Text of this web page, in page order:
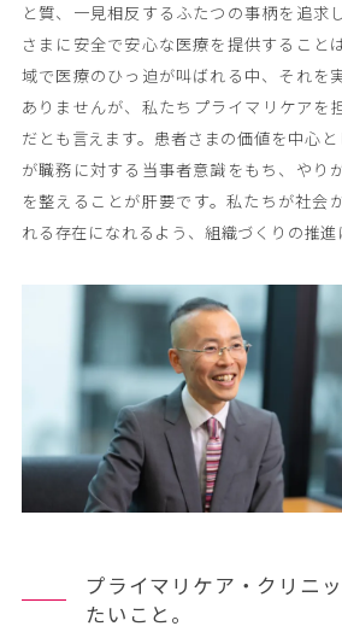
と質、一見相反するふたつの事柄を追求
さまに安全で安心な医療を提供すること
域で医療のひっ迫が叫ばれる中、それを
ありませんが、私たちプライマリケアを
だとも言えます。患者さまの価値を中心と
が職務に対する当事者意識をもち、やり
を整えることが肝要です。私たちが社会
れる存在になれるよう、組織づくりの推進
プライマリケア・クリニ
たいこと。